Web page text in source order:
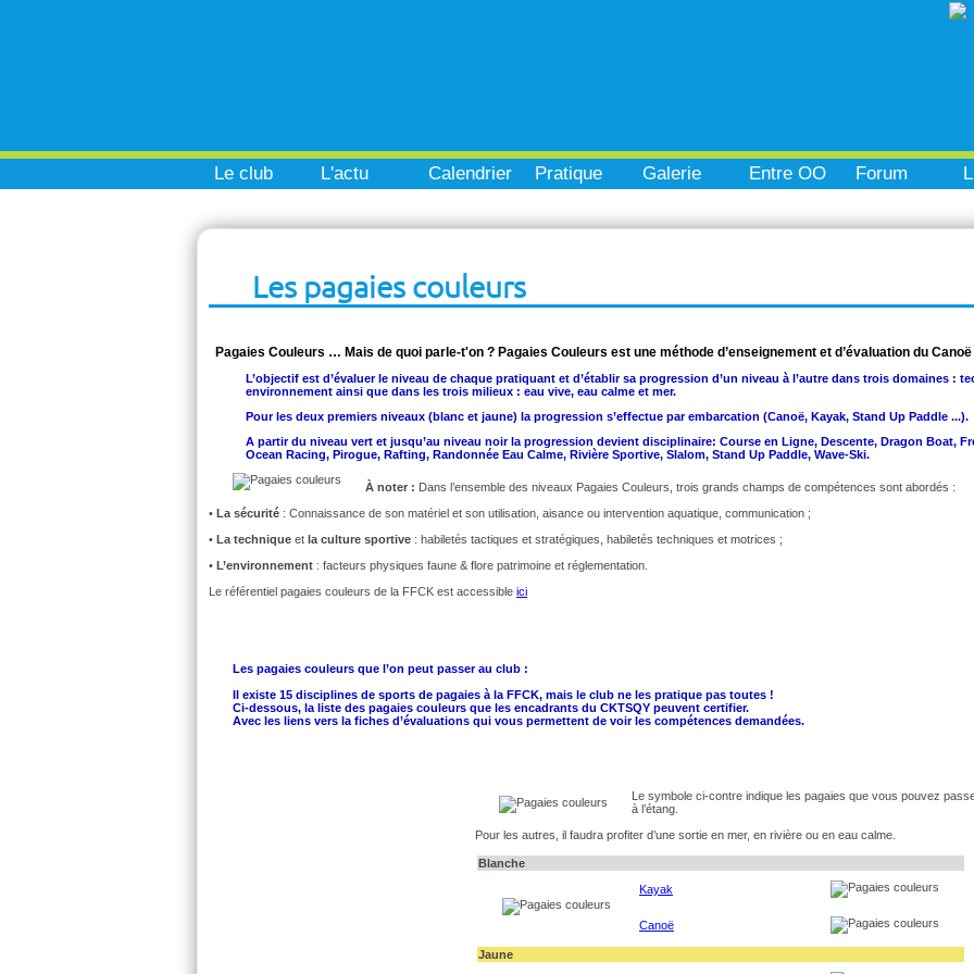
Le club L'actu Calendrier Pratique Galerie Entre OO Forum
Les pagaies couleurs
Pagaies Couleurs … Mais de quoi parle-t'on ? Pagaies Couleurs est une méthode d’enseignement et d’évaluation du
L’objectif est d’évaluer le niveau de chaque pratiquant et d’établir sa progression d’un niveau à l’autre dans trois domaines :
environnement ainsi que dans les trois milieux : eau vive, eau calme et mer.
Pour les deux premiers niveaux (blanc et jaune) la progression s’effectue par embarcation (Canoë, Kayak, Stand Up Paddle ...).
A partir du niveau vert et jusqu’au niveau noir la progression devient disciplinaire: Course en Ligne, Descente, Dragon Boat,
Ocean Racing, Pirogue, Rafting, Randonnée Eau Calme, Rivière Sportive, Slalom, Stand Up Paddle, Wave-Ski.
À noter : Dans l’ensemble des niveaux Pagaies Couleurs, trois grands champs de compétences sont abordés :
• La sécurité : Connaissance de son matériel et son utilisation, aisance ou intervention aquatique, communication ;
• La technique et la culture sportive : habiletés tactiques et stratégiques, habiletés techniques et motrices ;
• L’environnement : facteurs physiques faune & flore patrimoine et réglementation.
Le référentiel pagaies couleurs de la FFCK est accessible ici
Les pagaies couleurs que l’on peut passer au club :
Il existe 15 disciplines de sports de pagaies à la FFCK, mais le club ne les pratique pas toutes !
Ci-dessous, la liste des pagaies couleurs que les encadrants du CKTSQY peuvent certifier.
Avec les liens vers la fiches d’évaluations qui vous permettent de voir les compétences demandées.
Le symbole ci-contre indique les pagaies que vous pouvez
à l’étang.
Pour les autres, il faudra profiter d’une sortie en mer, en rivière ou en eau calme.
Blanche
Kayak
Canoë
Jaune